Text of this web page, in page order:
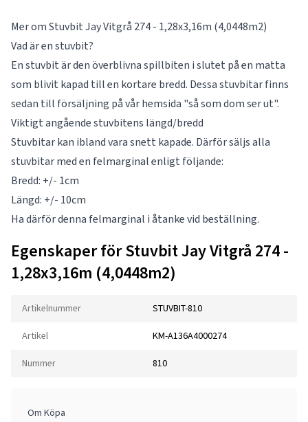
Mer om Stuvbit Jay Vitgrå 274 - 1,28x3,16m (4,0448m2)
Vad är en stuvbit?
En stuvbit är den överblivna spillbiten i slutet på en matta
som blivit kapad till en kortare bredd. Dessa stuvbitar finns
sedan till försäljning på vår hemsida "så som dom ser ut".
Viktigt angående stuvbitens längd/bredd
Stuvbitar kan ibland vara snett kapade. Därför säljs alla
stuvbitar med en felmarginal enligt följande:
Bredd: +/- 1cm
Längd: +/- 10cm
Ha därför denna felmarginal i åtanke vid beställning.
Egenskaper för Stuvbit Jay Vitgrå 274 -
1,28x3,16m (4,0448m2)
Artikelnummer STUVBIT-810
Artikel KM-A136A4000274
Nummer 810
Om Köpa